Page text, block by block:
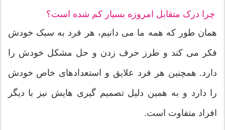
چرا درک متقابل امروزه بسیار کم شده است؟
همان طور که همه ما می دانیم، هر فرد به سبک خودش
فکر می کند و طرز حرف زدن و حل مشکل خودش را
دارد. همچنین هر فرد علایق و استعدادهای خاص خودش
را دارد و به همین دلیل تصمیم گیری هایش نیز با دیگر
افراد متفاوت است.